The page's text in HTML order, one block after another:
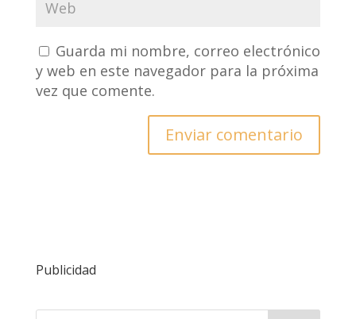
Guarda mi nombre, correo electrónico
y web en este navegador para la próxima
vez que comente.
Publicidad